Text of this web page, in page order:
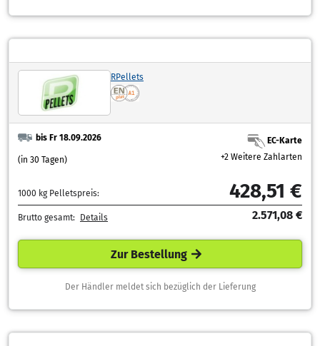
RPellets
bis Fr 18.09.2026
(in 30 Tagen)
EC-Karte
+2 Weitere Zahlarten
1000 kg Pelletspreis: 428,51 €
Brutto gesamt: Details 2.571,08 €
Zur Bestellung
Der Händler meldet sich bezüglich der Lieferung